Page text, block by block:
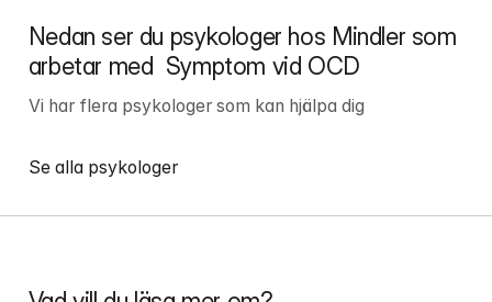
Nedan ser du psykologer hos Mindler som
arbetar med  Symptom vid OCD
Vi har flera psykologer som kan hjälpa dig
Se alla psykologer